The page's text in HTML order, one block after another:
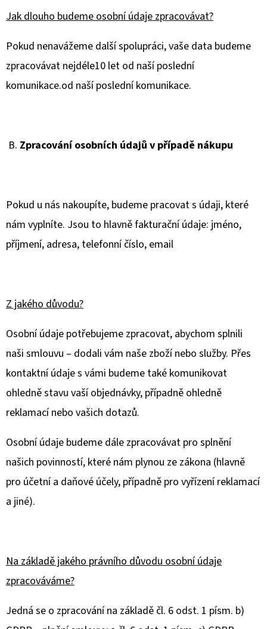
Jak dlouho budeme osobní údaje zpracovávat?
Pokud nenavážeme další spolupráci, vaše data budeme
zpracovávat nejdéle10 let od naší poslední
komunikace.od naší poslední komunikace.
B. Zpracování osobních údajů v případě nákupu
Pokud u nás nakoupíte, budeme pracovat s údaji, které
nám vyplníte. Jsou to hlavně fakturační údaje: jméno,
příjmení, adresa, telefonní číslo, email
Z jakého důvodu?
Osobní údaje potřebujeme zpracovat, abychom splnili
naši smlouvu – dodali vám naše zboží nebo služby. Přes
kontaktní údaje s vámi budeme také komunikovat
ohledně stavu vaší objednávky, případně ohledně
reklamací nebo vašich dotazů.
Osobní údaje budeme dále zpracovávat pro splnění
našich povinností, které nám plynou ze zákona (hlavně
pro účetní a daňové účely, případně pro vyřízení reklamací
a jiné).
Na základě jakého právního důvodu osobní údaje
zpracováváme?
Jedná se o zpracování na základě čl. 6 odst. 1 písm. b)